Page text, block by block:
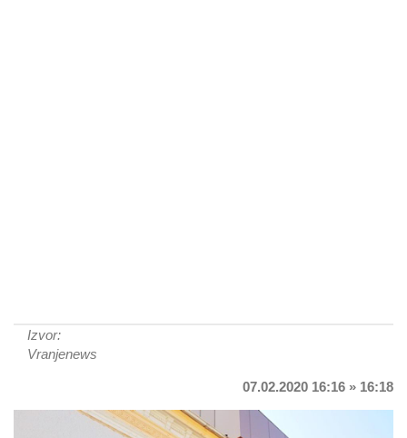
Izvor:
Vranjenews
07.02.2020 16:16 » 16:18